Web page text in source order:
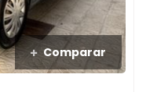
Comparar